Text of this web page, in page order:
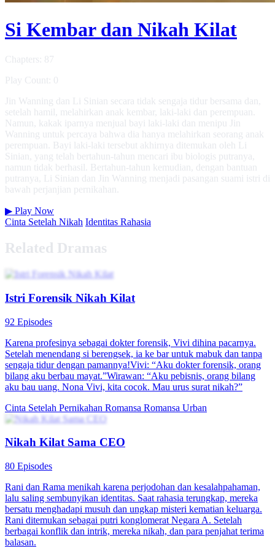
Si Kembar dan Nikah Kilat
Chapters: 87
Play Count: 0
Jin Wanning dan Li Sinian secara tidak sengaja tidur bersama dan,
setelah hamil, melahirkan anak kembar, laki-laki dan perempuan.
Namun, kakak iparnya menjual bayi laki-laki dan menipu Jin
Wanning untuk percaya bahwa dia hanya melahirkan seorang anak
perempuan. Bayi laki-laki tersebut akhirnya ditemukan oleh Li
Sinian, yang telah bertahun-tahun mencari ibu biologis putranya,
namun tidak berhasil. Bertahun-tahun kemudian, dengan bantuan
putranya, Li Sinian dan Jin Wanning menjadi pasangan suami istri di
bawah perjanjian pernikahan.
▶ Play Now
Cinta Setelah Nikah Identitas Rahasia
Related Dramas